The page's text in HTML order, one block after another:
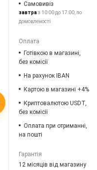
Самовивіз
завтраз 10:00 до 17:00, по
домовленості
Оплата
Готівкою в магазині,
без комісії
На рахунок IBAN
Картою в магазині +4%
Криптовалютою USDT,
без комісії
Оплата при отриманні,
на пошті
Гарантія
12 місяців від магазину